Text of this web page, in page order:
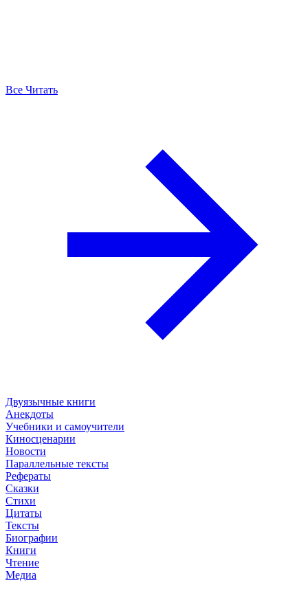
Все Читать
Двуязычные книги
Анекдоты
Учебники и самоучители
Киносценарии
Новости
Параллельные тексты
Рефераты
Сказки
Стихи
Цитаты
Тексты
Биографии
Книги
Чтение
Медиа